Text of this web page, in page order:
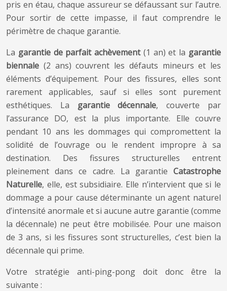
pris en étau, chaque assureur se défaussant sur l’autre.
Pour sortir de cette impasse, il faut comprendre le
périmètre de chaque garantie.
La garantie de parfait achèvement(1 an) et la garantie
biennale (2 ans) couvrent les défauts mineurs et les
éléments d’équipement. Pour des fissures, elles sont
rarement applicables, sauf si elles sont purement
esthétiques. La garantie décennale, couverte par
l’assurance DO, est la plus importante. Elle couvre
pendant 10 ans les dommages qui compromettent la
solidité de l’ouvrage ou le rendent impropre à sa
destination. Des fissures structurelles entrent
pleinement dans ce cadre. La garantie Catastrophe
Naturelle, elle, est subsidiaire. Elle n’intervient que si le
dommage a pour cause déterminante un agent naturel
d’intensité anormale et si aucune autre garantie (comme
la décennale) ne peut être mobilisée. Pour une maison
de 3 ans, si les fissures sont structurelles, c’est bien la
décennale qui prime.
Votre stratégie anti-ping-pong doit donc être la
suivante :